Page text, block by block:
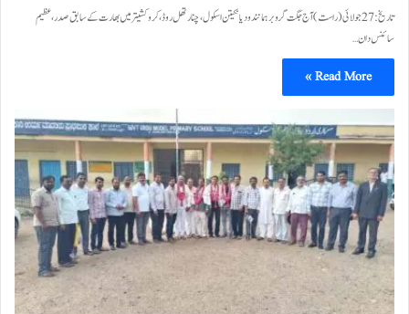
تاریخ: 27 جولائی(راست)آج جگت گرو برہمانند ودیا نکیتن اسکول، چنارتھل روڈ، کروکشیتر میں بھارت کے سابق صدر، عظیم
سائنس دان…
Read More »